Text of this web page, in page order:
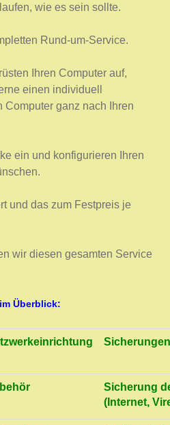
wie es sein sollte.
Rund-um-Service.
Ihren Computer auf,
einen individuell
Computer ganz nach Ihren
ein und konfigurieren Ihren
und das zum Festpreis je
wir diesen gesamten Service
Überblick:
Sicherungen
Sicherung
(Internet,